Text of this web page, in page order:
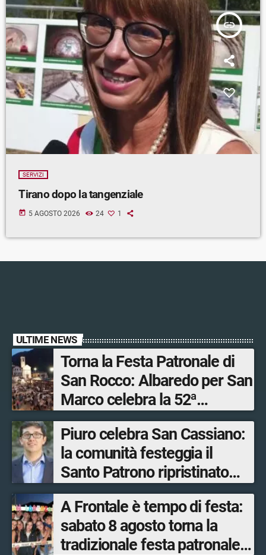
insert_link
SERVIZI
Tirano dopo la tangenziale
today 5 AGOSTO 2026 24 1
ULTIME NEWS
Torna la Festa Patronale di
San Rocco: Albaredo per San
Marco celebra la 52ª
edizione della sua
manifestazione più sentita
Piuro celebra San Cassiano:
la comunità festeggia il
Santo Patrono ripristinato
dopo quattro secoli
A Frontale è tempo di festa:
sabato 8 agosto torna la
tradizionale festa patronale